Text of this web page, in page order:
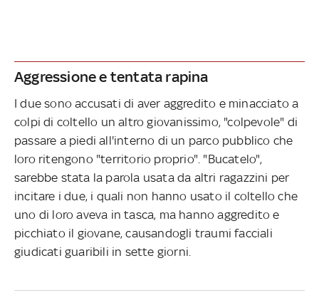
Aggressione e tentata rapina
I due sono accusati di aver aggredito e minacciato a
colpi di coltello un altro giovanissimo, "colpevole" di
passare a piedi all'interno di un parco pubblico che
loro ritengono "territorio proprio". "Bucatelo",
sarebbe stata la parola usata da altri ragazzini per
incitare i due, i quali non hanno usato il coltello che
uno di loro aveva in tasca, ma hanno aggredito e
picchiato il giovane, causandogli traumi facciali
giudicati guaribili in sette giorni.